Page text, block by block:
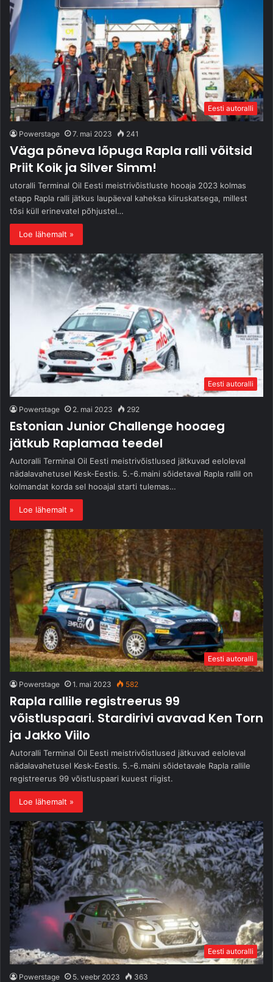
Eesti autoralli
Powerstage 7. mai 2023 241
Väga põneva lõpuga Rapla ralli võitsid
Priit Koik ja Silver Simm!
utoralli Terminal Oil Eesti meistrivõistluste hooaja 2023 kolmas
etapp Rapla ralli jätkus laupäeval kaheksa kiiruskatsega, millest
tõsi küll erinevatel põhjustel…
Loe lähemalt »
Eesti autoralli
Powerstage 2. mai 2023 292
Estonian Junior Challenge hooaeg
jätkub Raplamaa teedel
Autoralli Terminal Oil Eesti meistrivõistlused jätkuvad eeloleval
nädalavahetusel Kesk-Eestis. 5.-6.maini sõidetaval Rapla rallil on
kolmandat korda sel hooajal starti tulemas…
Loe lähemalt »
Eesti autoralli
Powerstage 1. mai 2023 582
Rapla rallile registreerus 99
võistluspaari. Stardirivi avavad Ken Torn
ja Jakko Viilo
Autoralli Terminal Oil Eesti meistrivõistlused jätkuvad eeloleval
nädalavahetusel Kesk-Eestis. 5.-6.maini sõidetavale Rapla rallile
registreerus 99 võistluspaari kuuest riigist.
Loe lähemalt »
Eesti autoralli
Powerstage 5. veebr 2023 363